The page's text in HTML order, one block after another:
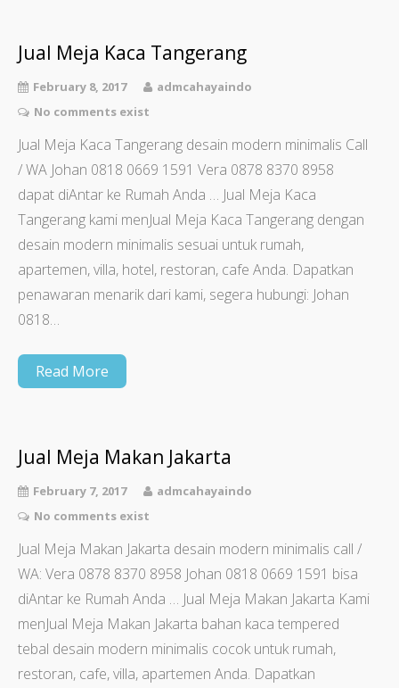
Jual Meja Kaca Tangerang
February 8, 2017
admcahayaindo
No comments exist
Jual Meja Kaca Tangerang desain modern minimalis Call
/ WA Johan 0818 0669 1591 Vera 0878 8370 8958
dapat diAntar ke Rumah Anda … Jual Meja Kaca
Tangerang kami menJual Meja Kaca Tangerang dengan
desain modern minimalis sesuai untuk rumah,
apartemen, villa, hotel, restoran, cafe Anda. Dapatkan
penawaran menarik dari kami, segera hubungi: Johan
0818…
Read More
Jual Meja Makan Jakarta
February 7, 2017
admcahayaindo
No comments exist
Jual Meja Makan Jakarta desain modern minimalis call /
WA: Vera 0878 8370 8958 Johan 0818 0669 1591 bisa
diAntar ke Rumah Anda … Jual Meja Makan Jakarta Kami
menJual Meja Makan Jakarta bahan kaca tempered
tebal desain modern minimalis cocok untuk rumah,
restoran, cafe, villa, apartemen Anda. Dapatkan